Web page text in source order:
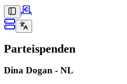
Parteispenden
Dina Dogan - NL